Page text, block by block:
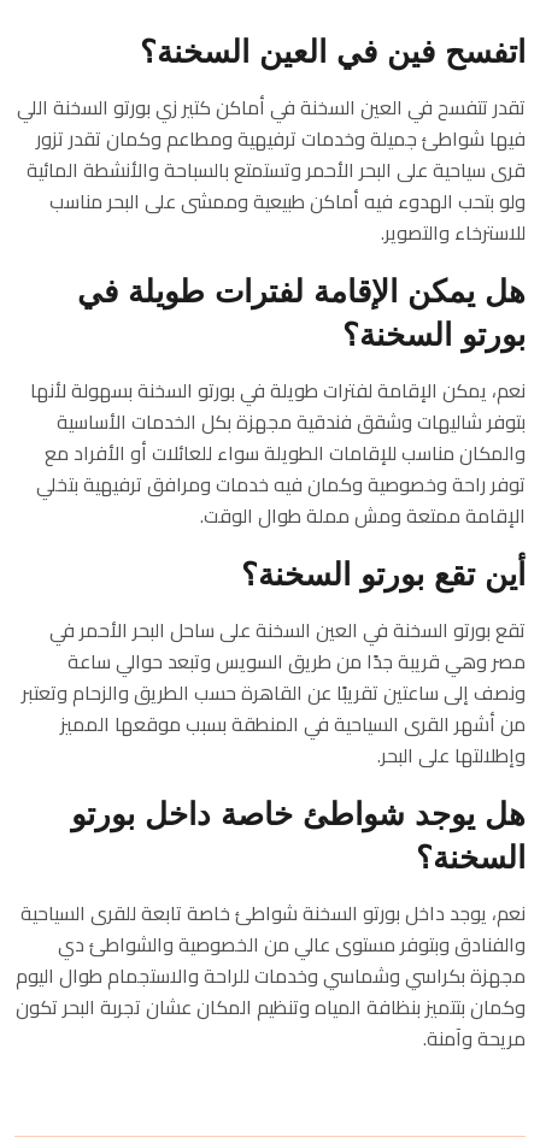
اتفسح فين في العين السخنة؟
تقدر تتفسح في العين السخنة في أماكن كتير زي بورتو السخنة اللي
فيها شواطئ جميلة وخدمات ترفيهية ومطاعم وكمان تقدر تزور
قرى سياحية على البحر الأحمر وتستمتع بالسباحة والأنشطة المائية
ولو بتحب الهدوء فيه أماكن طبيعية وممشى على البحر مناسب
للاسترخاء والتصوير.
هل يمكن الإقامة لفترات طويلة في
بورتو السخنة؟
نعم، يمكن الإقامة لفترات طويلة في بورتو السخنة بسهولة لأنها
بتوفر شاليهات وشقق فندقية مجهزة بكل الخدمات الأساسية
والمكان مناسب للإقامات الطويلة سواء للعائلات أو الأفراد مع
توفر راحة وخصوصية وكمان فيه خدمات ومرافق ترفيهية بتخلي
الإقامة ممتعة ومش مملة طوال الوقت.
أين تقع بورتو السخنة؟
تقع بورتو السخنة في العين السخنة على ساحل البحر الأحمر في
مصر وهي قريبة جدًا من طريق السويس وتبعد حوالي ساعة
ونصف إلى ساعتين تقريبًا عن القاهرة حسب الطريق والزحام وتعتبر
من أشهر القرى السياحية في المنطقة بسبب موقعها المميز
وإطلالتها على البحر.
هل يوجد شواطئ خاصة داخل بورتو
السخنة؟
نعم، يوجد داخل بورتو السخنة شواطئ خاصة تابعة للقرى السياحية
والفنادق وبتوفر مستوى عالي من الخصوصية والشواطئ دي
مجهزة بكراسي وشماسي وخدمات للراحة والاستجمام طوال اليوم
وكمان بتتميز بنظافة المياه وتنظيم المكان عشان تجربة البحر تكون
مريحة وآمنة.